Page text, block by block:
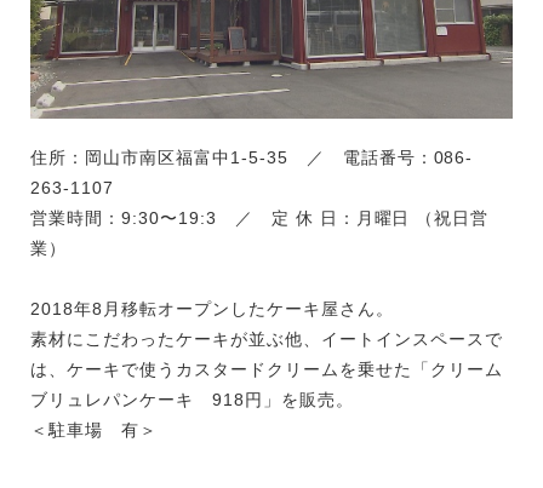
住所：岡山市南区福富中1-5-35 ／ 電話番号：086-
263-1107
営業時間：9:30〜19:3 ／ 定 休 日：月曜日 （祝日営
業）
2018年8月移転オープンしたケーキ屋さん。
素材にこだわったケーキが並ぶ他、イートインスペースで
は、ケーキで使うカスタードクリームを乗せた「クリーム
ブリュレパンケーキ 918円」を販売。
＜駐車場 有＞